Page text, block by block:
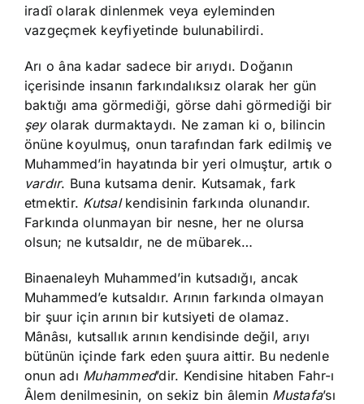
iradî olarak dinlenmek veya eyleminden
vazgeçmek keyfiyetinde bulunabilirdi.
Arı o âna kadar sadece bir arıydı. Doğanın
içerisinde insanın farkındalıksız olarak her gün
baktığı ama görmediği, görse dahi görmediği bir
şeyolarak durmaktaydı. Ne zaman ki o, bilincin
önüne koyulmuş, onun tarafından fark edilmiş ve
Muhammed’in hayatında bir yeri olmuştur, artık o
vardır. Buna kutsama denir. Kutsamak, fark
etmektir. Kutsalkendisinin farkında olunandır.
Farkında olunmayan bir nesne, her ne olursa
olsun; ne kutsaldır, ne de mübarek…
Binaenaleyh Muhammed’in kutsadığı, ancak
Muhammed’e kutsaldır. Arının farkında olmayan
bir şuur için arının bir kutsiyeti de olamaz.
Mânâsı, kutsallık arının kendisinde değil, arıyı
bütünün içinde fark eden şuura aittir. Bu nedenle
onun adı Muhammed’dir. Kendisine hitaben Fahr-ı
Âlem denilmesinin, on sekiz bin âlemin Mustafa’sı